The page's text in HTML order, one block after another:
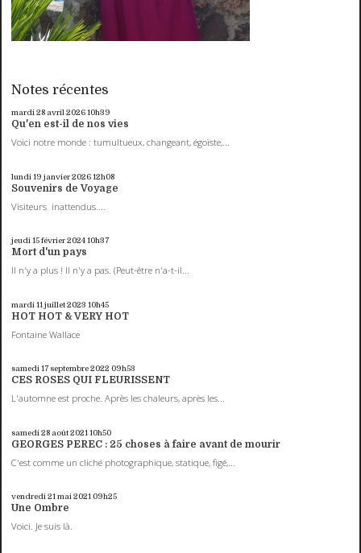
Notes récentes
mardi 28 avril 202610h39
Qu'en est-il de nos vies
Voici notre monde : tumultueux, changeant, égoïste,...
lundi 19 janvier 202612h08
Souvenirs de Voyage
Visiteurs inattendus....
jeudi 15février 202410h37
Mort d'un pays
Il n'y a plus ! Il n'y a pas. (Peut-être n'a-t-il...
mardi 11 juillet 2023 10h45
HOT HOT & VERY HOT
Fontaine Wallace
samedi 17 septembre 2022 09h53
CES ROSES QUI FLEURISSENT
L'automne est proche. Après les chaleurs, après les...
samedi 28 août 2021 10h50
GEORGES PEREC : 25 choses à faire avant de mourir
C'est comme un cliché photographique, statique, figé,...
vendredi 21mai 2021 09h25
Une Ombre
Voici. Je suis là.